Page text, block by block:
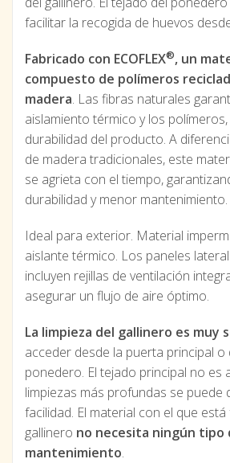
facilitar la recogida de huevos
Fabricado con ECOFLEX®, un
compuesto de polímeros
madera. Las fibras naturales
aislamiento térmico y los
durabilidad del producto. A
de madera tradicionales, este
se agrieta con el tiempo,
durabilidad y menor mantenimiento.
Ideal para exterior. Material
aislante térmico. Los paneles
incluyen rejillas de ventilación
asegurar un flujo de aire óptimo.
La limpieza del gallinero es muy
acceder desde la puerta principal o
ponedero. El tejado principal no es
limpiezas más profundas se puede
facilidad. El material con el que
gallinero no necesita ningún tipo
mantenimiento.